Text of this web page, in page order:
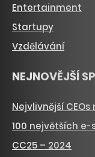
Entertainment
Startupy
Vzdělávání
NEJNOVĚJŠÍ
Nejvlivnější
100 největších e-
CC25 – 2024